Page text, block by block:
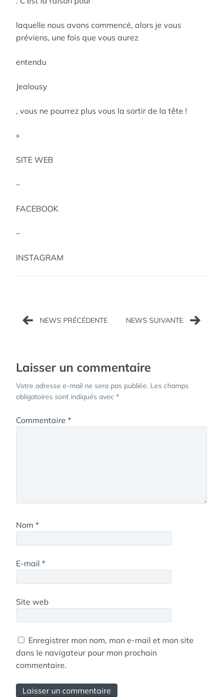
laquelle nous avons commencé, alors je vous
préviens, une fois que vous aurez
entendu
Jealousy
, vous ne pourrez plus vous la sortir de la tête !
»
SITE WEB
–
FACEBOOK
–
INSTAGRAM
Navigation
de
Laisser un commentaire
Votre adresse e-mail ne sera pas publiée. Les champs
obligatoires sont indiqués avec *
Commentaire *
Nom *
E-mail *
Site web
Enregistrer mon nom, mon e-mail et mon site
dans le navigateur pour mon prochain
commentaire.